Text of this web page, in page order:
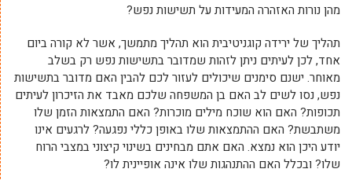
מהן נורות האזהרה המעידות על תשישות נפש?
תהליך של ירידה קוגניטיבית הוא תהליך מתמשך, אשר לא קורה ביום
אחד, לכן לעיתים ניתן לזהות שמדובר בתשישות נפש רק בשלב
מאוחר. ישנם סימנים שיכולים לעזור לכם להבין האם מדובר בתשישות
נפש, נסו לשים לב האם בן המשפחה שלכם מאבד את הזיכרון לעיתים
תכופות? האם הוא שוכח מילים מוכרות? האם התמצאות הזמן שלו
משתבשת? האם ההתמצאות שלו באופן כללי נפגעה? לרגעים אינו
יודע היכן הוא נמצא. האם אתם מבחינים בשינוי קיצוני במצבי הרוח
שלו? ובכלל האם ההתנהגות שלו אינה אופיינית לו?